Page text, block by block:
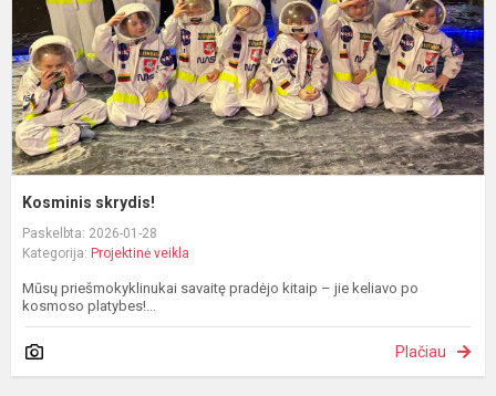
Kosminis skrydis!
Paskelbta: 2026-01-28
Kategorija: Projektinė veikla
Mūsų priešmokyklinukai savaitę pradėjo kitaip – jie keliavo po
kosmoso platybes!...
Plačiau